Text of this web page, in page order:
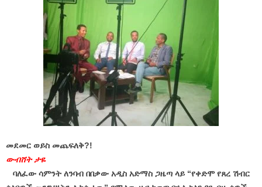
መደመር ወይስ መጨፍለቅ?!
ውብሸት ታዬ
ባለፈው ሳምንት ለንባብ በበቃው አዲስ አድማስ ጋዜጣ ላይ “የቀድሞ የጸረ ሽብር